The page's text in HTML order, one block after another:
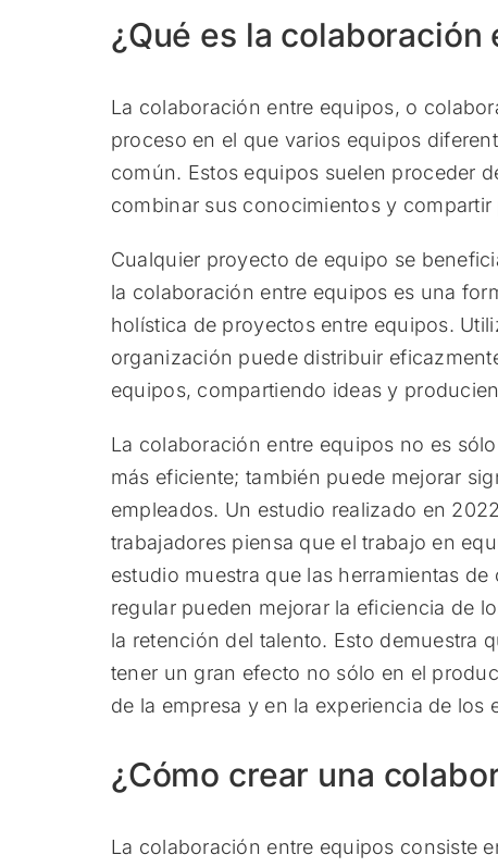
¿Qué es la colaboración
La colaboración entre equipos, o
proceso en el que varios equipos
común. Estos equipos suelen proceder
combinar sus conocimientos y
Cualquier proyecto de equipo se
la colaboración entre equipos es una
holística de proyectos entre equipos.
organización puede distribuir
equipos, compartiendo ideas y
La colaboración entre equipos no es
más eficiente; también puede mejorar
empleados. Un estudio realizado en
trabajadores piensa que el trabajo en
estudio muestra que las herramientas
regular pueden mejorar la eficiencia de
la retención del talento. Esto demuestra
tener un gran efecto no sólo en el
de la empresa y en la experiencia de los
¿Cómo crear una
La colaboración entre equipos consiste